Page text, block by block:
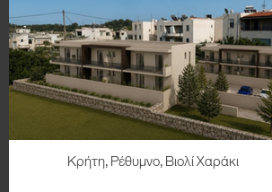
Κρήτη, Ρέθυμνο, Βιολί Χαράκι